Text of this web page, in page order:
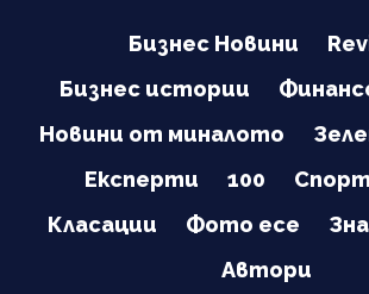
Бизнес Новини
Бизнес истории
Новини от миналото
Експерти
100
Класации
Фото есе
Автори